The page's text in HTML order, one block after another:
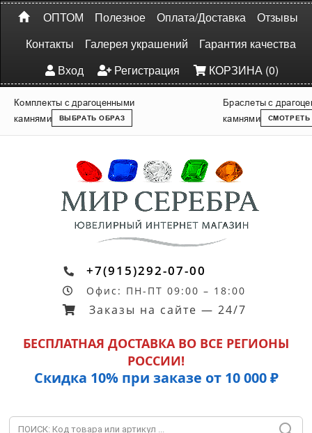
ОПТОМ Полезное Оплата/Доставка
Отзывы
Контакты
Галерея украшений
Гарантия качества
Вход
Регистрация КОРЗИНА (0)
Комплекты с драгоценными
камнями
ВЫБРАТЬ ОБРАЗ
Браслеты с
камнями
СМОТРЕТЬ
+7(915)292-07-00
Офис: ПН-ПТ 09:00 – 18:00
Заказы на сайте — 24/7
БЕСПЛАТНАЯ ДОСТАВКА ВО ВСЕ РЕГИОНЫ
РОССИИ!
Скидка 10% при заказе от 10 000 ₽